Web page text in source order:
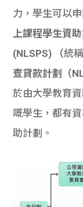
力，學生可以
上課程學生資
(NLSPS) （統
查貸款計劃（
於由大學教育
嘅學生，都有
助計劃。